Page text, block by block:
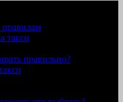
такси
правильно?